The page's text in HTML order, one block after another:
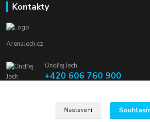
Kontakty
ArenaJech.cz
Ondřej Jech
+420 606 760 900
Nastavení